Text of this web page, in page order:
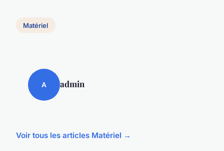
Matériel
A admin
Voir tous les articles Matériel →